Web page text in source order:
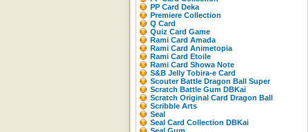
PP Card Deka
Premiere Collection
Q Card
Quiz Card Game
Rami Card Amada
Rami Card Animetopia
Rami Card Etoile
Rami Card Showa Note
S&B Jelly Tobira-e Card
Scouter Battle Dragon Ball Super
Scratch Battle Gum DBKaï
Scratch Original Card Dragon Ball
Scribble Arts
Seal
Seal Card Collection DBKai